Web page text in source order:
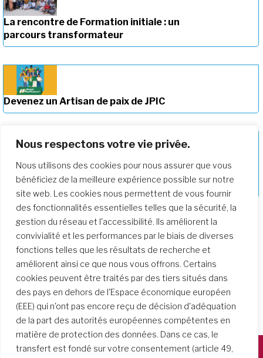
Nous respectons votre vie privée.
Nous utilisons des cookies pour nous assurer que vous
bénéficiez de la meilleure expérience possible sur notre
site web. Les cookies nous permettent de vous fournir
des fonctionnalités essentielles telles que la sécurité, la
gestion du réseau et l'accessibilité. Ils améliorent la
convivialité et les performances par le biais de diverses
fonctions telles que les résultats de recherche et
améliorent ainsi ce que nous vous offrons. Certains
cookies peuvent être traités par des tiers situés dans
des pays en dehors de l'Espace économique européen
(EEE) qui n'ont pas encore reçu de décision d'adéquation
de la part des autorités européennes compétentes en
matière de protection des données. Dans ce cas, le
transfert est fondé sur votre consentement (article 49,
La rencontre de Formation initiale : un
parcours transformateur
Devenez un Artisan de paix de JPIC
Approfondir notre parcours de
formation